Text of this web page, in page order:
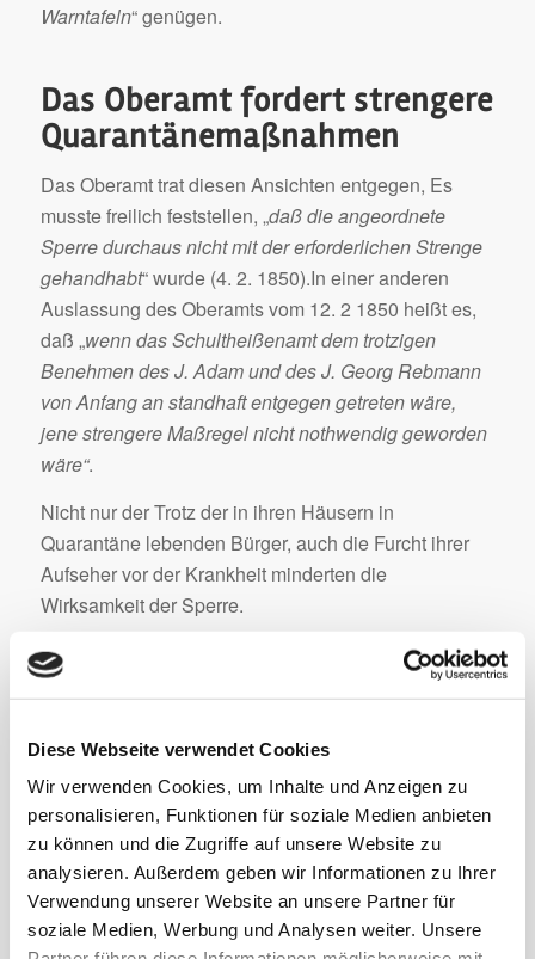
Diese Webseite verwendet Cookies
Wir verwenden Cookies, um Inhalte und Anzeigen zu
personalisieren, Funktionen für soziale Medien anbieten
zu können und die Zugriffe auf unsere Website zu
analysieren. Außerdem geben wir Informationen zu Ihrer
Verwendung unserer Website an unsere Partner für
soziale Medien, Werbung und Analysen weiter. Unsere
Warntafeln“ genügen.
Das Oberamt fordert strengere
Quarantänemaßnahmen
Das Oberamt trat diesen Ansichten entgegen, Es
musste freilich feststellen, „daß die angeordnete
Sperre durchaus nicht mit der erforderlichen Strenge
gehandhabt“ wurde (4. 2. 1850).In einer anderen
Auslassung des Oberamts vom 12. 2 1850 heißt es,
daß „wenn das Schultheißenamt dem trotzigen
Benehmen des J. Adam und des J. Georg Rebmann
von Anfang an standhaft entgegen getreten wäre,
jene strengere Maßregel nicht nothwendig geworden
wäre“.
Nicht nur der Trotz der in ihren Häusern in
Quarantäne lebenden Bürger, auch die Furcht ihrer
Aufseher vor der Krankheit minderten die
Wirksamkeit der Sperre.
Der Schultheiß selbst gab ein unrühmliches Beispiel.
Am 4.2.1850 bemerkte Schultheiß Roller in seinem
Verantwortlichkeit für die Handhabung der
angeordneten Sperre eingehend, er habe „
vor der
Pokenkrankheit einen solchen Respekt“, daß er sich
scheue, „ in ein davon heimgesuchtes Haus zu gehen,
obgleich ich mich vorheriges Jahr mit gutem Erfolg
impfen ließ“. Er fuhr fort: „Wenn der Ortsvorsteher in
Folge seines Eintritts in ein von Poken